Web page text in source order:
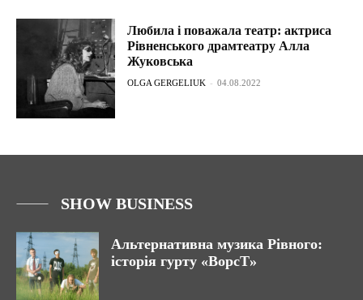
Любила і поважала театр: актриса
Рівненського драмтеатру Алла
Жуковська
OLGA GERGELIUK - 04.08.2022
SHOW BUSINESS
Альтернативна музика Рівного:
історія гурту «ВорсТ»